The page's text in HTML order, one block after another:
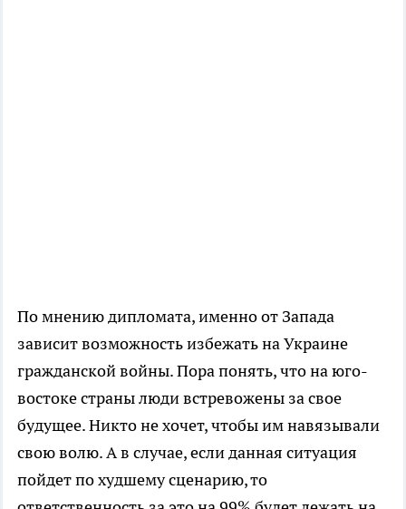
По мнению дипломата, именно от Запада
зависит возможность избежать на Украине
гражданской войны. Пора понять, что на юго-
востоке страны люди встревожены за свое
будущее. Никто не хочет, чтобы им навязывали
свою волю. А в случае, если данная ситуация
пойдет по худшему сценарию, то